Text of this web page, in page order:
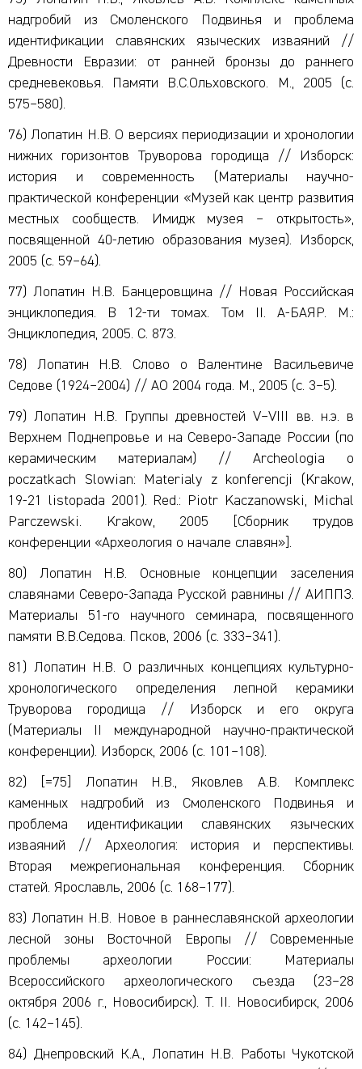
надгробий из Смоленского Подвинья и проблема
идентификации славянских языческих изваяний //
Древности Евразии: от ранней бронзы до раннего
средневековья. Памяти В.С.Ольховского. М., 2005 (с.
575–580).
76) Лопатин Н.В. О версиях периодизации и хронологии
нижних горизонтов Труворова городища // Изборск:
история и современность (Материалы научно-
практической конференции «Музей как центр развития
местных сообществ. Имидж музея – открытость»,
посвященной 40-летию образования музея). Изборск,
2005 (с. 59–64).
77) Лопатин Н.В. Банцеровщина // Новая Российская
энциклопедия. В 12-ти томах. Том II. А-БАЯР. М.:
Энциклопедия, 2005. С. 873.
78) Лопатин Н.В. Слово о Валентине Васильевиче
Седове (1924–2004) // АО 2004 года. М., 2005 (с. 3–5).
79) Лопатин Н.В. Группы древностей V–VIII вв. н.э. в
Верхнем Поднепровье и на Северо-Западе России (по
керамическим материалам) // Archeologia o
poczatkach Slowian: Materialy z konferencji (Krakow,
19-21 listopada 2001). Red.: Piotr Kaczanowski, Michal
Parczewski. Krakow, 2005 [Сборник трудов
конференции «Археология о начале славян»].
80) Лопатин Н.В. Основные концепции заселения
славянами Северо-Запада Русской равнины // АИППЗ.
Материалы 51-го научного семинара, посвященного
памяти В.В.Седова. Псков, 2006 (с. 333–341).
81) Лопатин Н.В. О различных концепциях культурно-
хронологического определения лепной керамики
Труворова городища // Изборск и его округа
(Материалы II международной научно-практической
конференции). Изборск, 2006 (с. 101–108).
82) [=75] Лопатин Н.В., Яковлев А.В. Комплекс
каменных надгробий из Смоленского Подвинья и
проблема идентификации славянских языческих
изваяний // Археология: история и перспективы.
Вторая межрегиональная конференция. Сборник
статей. Ярославль, 2006 (с. 168–177).
83) Лопатин Н.В. Новое в раннеславянской археологии
лесной зоны Восточной Европы // Современные
проблемы археологии России: Материалы
Всероссийского археологического съезда (23–28
октября 2006 г., Новосибирск). Т. II. Новосибирск, 2006
(с. 142–145).
84) Днепровский К.А., Лопатин Н.В. Работы Чукотской